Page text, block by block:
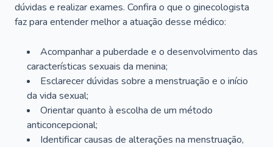
dúvidas e realizar exames. Confira o que o ginecologista
faz para entender melhor a atuação desse médico:
Acompanhar a puberdade e o desenvolvimento das
características sexuais da menina;
Esclarecer dúvidas sobre a menstruação e o início
da vida sexual;
Orientar quanto à escolha de um método
anticoncepcional;
Identificar causas de alterações na menstruação,